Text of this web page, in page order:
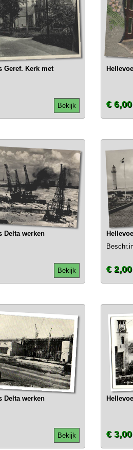
Geref. Kerk met
Bekijk € 6,00
Delta werken
Bekijk € 2,00
Delta werken
Bekijk € 3,00